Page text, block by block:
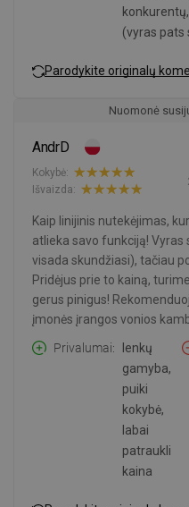
(vyras pats
Parodykite originalų
Nuomonė
AndrD
Kokybė:
Išvaizda:
Kaip linijinis nutekėjimas,
atlieka savo funkciją!
visada skundžiasi), tačiau
Pridėjus prie to kainą,
gerus pinigus!
įmonės įrangos vonios
Privalumai
lenkų
gamyba,
puiki
kokybė,
labai
patraukli
kaina